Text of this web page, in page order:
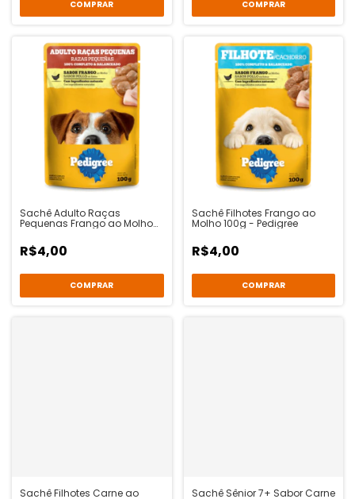
Sachê Adulto Raças
Pequenas Frango ao Molho
R$4,00
Sachê Filhotes Frango ao
Molho 100g - Pedigree
R$4,00
Sachê Filhotes Carne ao Sachê Sênior 7+ Sabor Carne